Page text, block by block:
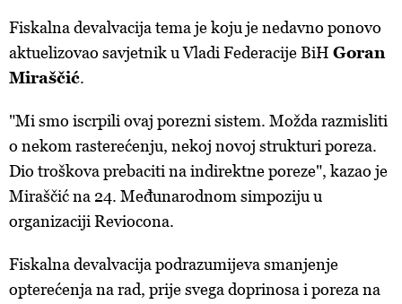
Fiskalna devalvacija tema je koju je nedavno ponovo
aktuelizovao savjetnik u Vladi Federacije BiH Goran
Miraščić.
"Mi smo iscrpili ovaj porezni sistem. Možda razmisliti
o nekom rasterećenju, nekoj novoj strukturi poreza.
Dio troškova prebaciti na indirektne poreze", kazao je
Miraščić na 24. Međunarodnom simpoziju u
organizaciji Reviocona.
Fiskalna devalvacija podrazumijeva smanjenje
opterećenja na rad, prije svega doprinosa i poreza na